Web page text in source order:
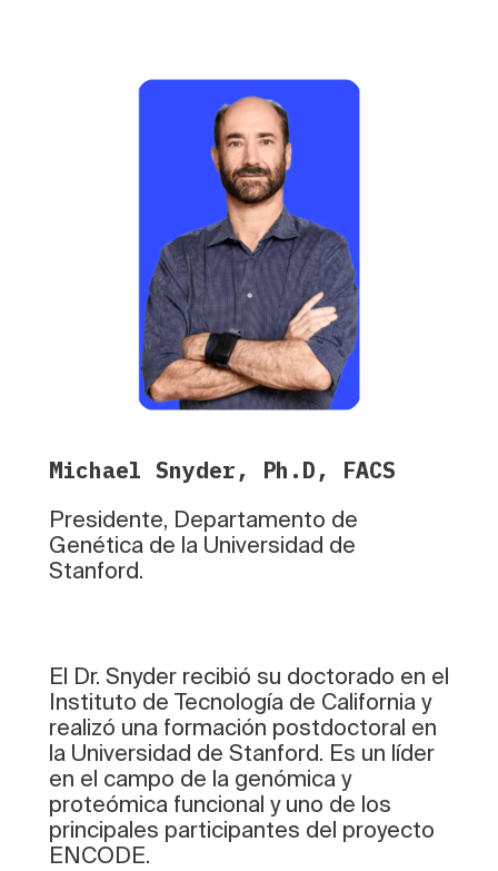
Michael Snyder, Ph.D, FACS
Presidente, Departamento de
Genética de la Universidad de
Stanford.
El Dr. Snyder recibió su doctorado en el
Instituto de Tecnología de California y
realizó una formación postdoctoral en
la Universidad de Stanford. Es un líder
en el campo de la genómica y
proteómica funcional y uno de los
principales participantes del proyecto
ENCODE.